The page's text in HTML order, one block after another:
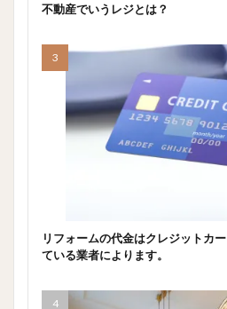
不動産でいうレジとは？
リフォームの代金はクレジットカ
ている業者によります。